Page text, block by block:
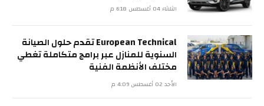
الثلاثاء 04 أغسطس 6:18 م
European Technical تقدم حلول الصيانة
السنوية للمنازل عبر برامج متكاملة تغطي
مختلف الأنظمة الفنية
الأحد 02 أغسطس 4:09 م